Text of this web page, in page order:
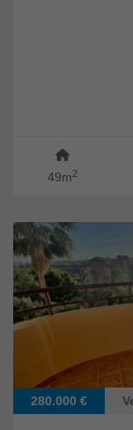
49m2
280.000 €